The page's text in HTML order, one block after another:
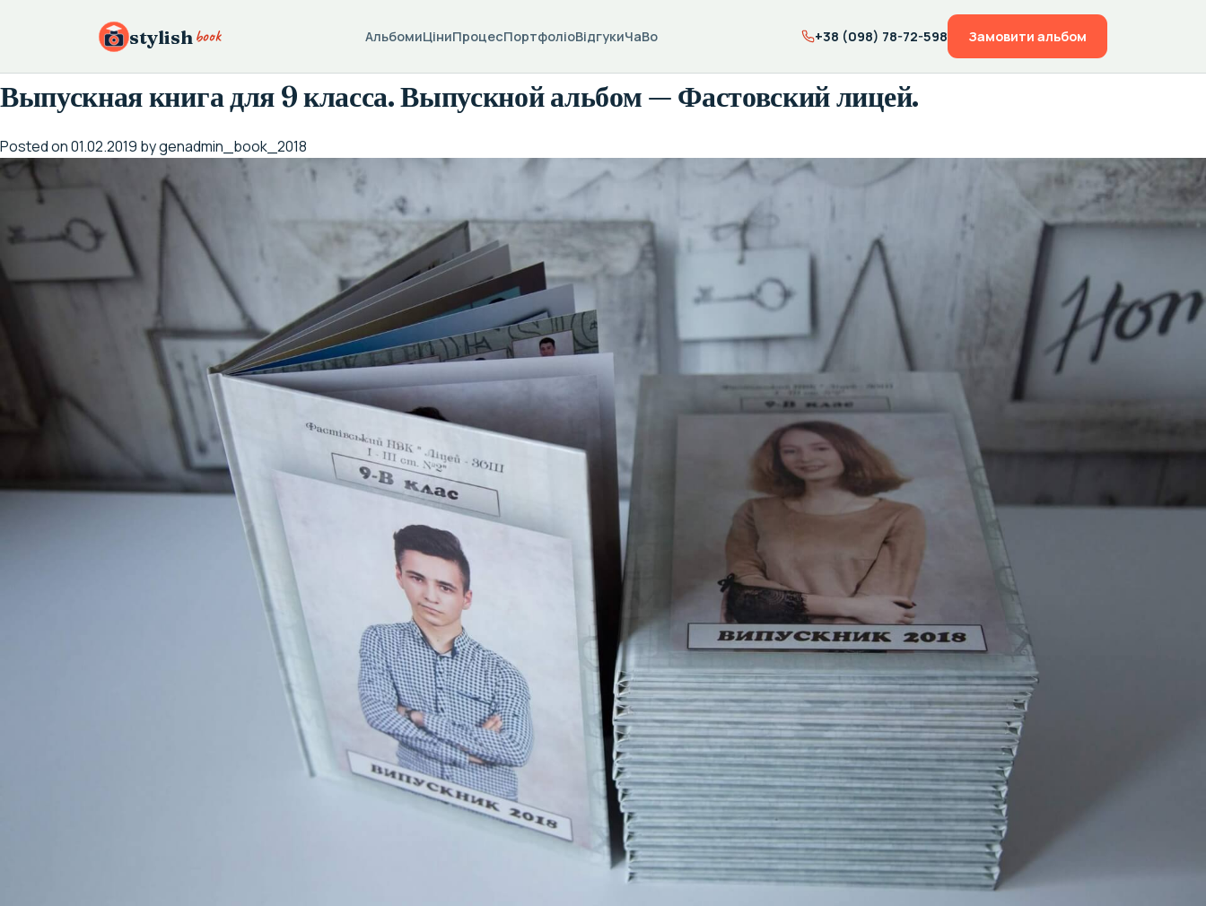
stylishbook АльбомиЦіниПроцесПортфоліоВідгукиЧаВо +38 (098) 78-72-598 Замовити альбом
Выпускная книга для 9 класса. Выпускной альбом — Фастовский лицей.
Posted on01.02.2019 bygenadmin_book_2018